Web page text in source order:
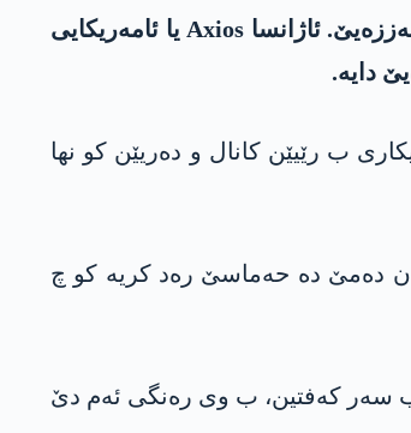
نڤیسینگەھا سەرۆکوەزیرێ ئیسرایلێ بەنیامین نەتانیاھو رادگەھینە کو، ئەو رێیێ ددن ئالیکاریێن مرۆڤی بگەهن کەرتێ غەززەیێ. ئاژانسا Axios یا ئامەریکایی
دایە.
دایە ئالیکاری ب رێیێن کانال و دەریێن کو نھا
دەمێ دە حەماسێ رەد کریە کو چ
ب سەر کەفتین، ب وی رەنگی ئەم دێ